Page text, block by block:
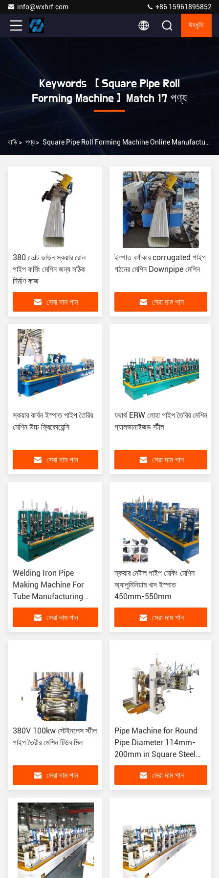
info@wxhrf.com +86 15961895852
উদ্ধৃতি
Keywords [ Square Pipe Roll
Forming Machine ] Match 17 পণ্য
বাড়ি> পণ্য> Square Pipe Roll Forming Machine Online Manufacturer
380 ভোল্ট ডাউন স্কয়ার রোল
পাইপ ফর্মিং মেশিন জন্য সঠিক
নির্মাণ কাজ
সেরা দাম পান
ইস্পাত বর্গাকার corrugated পাইপ
গঠনের মেশিন Downpipe মেশিন
সেরা দাম পান
স্কয়ার কার্বন ইস্পাত পাইপ তৈরির
মেশিন উচ্চ ফ্রিকোয়েন্সি
সেরা দাম পান
যথার্থ ERW লোহা পাইপ তৈরির মেশিন
গ্যালভানাইজড স্টীল
সেরা দাম পান
Welding Iron Pipe
Making Machine For
Tube Manufacturing
Production Line ইস্পাত নল
তৈরির যন্ত্রপাতিসেরা দাম পান
স্কয়ার মেটাল পাইপ মেকিং মেশিন
অ্যালুমিনিয়াম খাদ ইস্পাত
450mm-550mm
সেরা দাম পান
380V 100kw স্টেইনলেস স্টীল
পাইপ তৈরীর মেশিন টিউব মিল
সেরা দাম পান
Pipe Machine for Round
Pipe Diameter 114mm-
200mm in Square Steel
Pipe Production Line পাইপ
মেশিনের জন্য পাইপ মেশিন
সেরা দাম পান